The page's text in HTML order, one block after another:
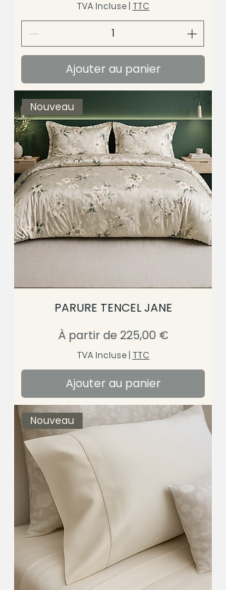
TVA Incluse| TTC
Ajouter au panier
Nouveau
PARURE TENCEL JANE
À partir de 225,00 €
Prix promotionnel
TVA Incluse| TTC
Ajouter au panier
Nouveau